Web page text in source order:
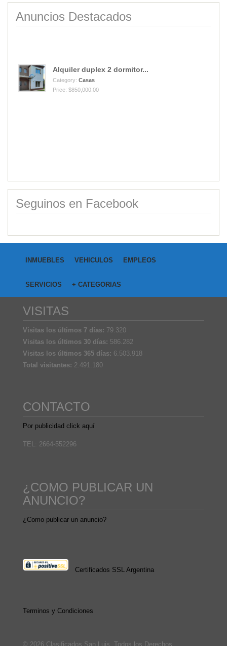
Anuncios Destacados
Alquiler duplex 2 dormitor...
Category: Casas
Price: $850,000.00
Seguinos en Facebook
INMUEBLES VEHICULOS EMPLEOS
SERVICIOS + CATEGORIAS
VISITAS
Visitas los últimos 7 días: 79.320
Visitas los últimos 30 días: 586.282
Visitas los últimos 365 días: 6.503.918
Total visitantes: 2.491.180
CONTACTO
Por publicidad click aquí
TEL: 2664-552296
¿COMO PUBLICAR UN
ANUNCIO?
¿Como publicar un anuncio?
Certificados SSL Argentina
Terminos y Condiciones
© 2026 Clasificados San Luis. Todos los Derechos